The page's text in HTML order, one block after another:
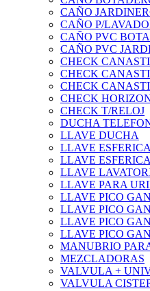
CAÑO
CAÑO P/
CAÑO PVC
CAÑO PVC
CHECK
CHECK
CHECK
CHECK
CHECK T/RELOJ
DUCHA
LLAVE DUCHA
LLAVE
LLAVE
LLAVE
LLAVE PARA
LLAVE PICO
LLAVE PICO
LLAVE PICO
LLAVE PICO
MANUBRIO
MEZCLADORAS
VALVULA +
VALVULA